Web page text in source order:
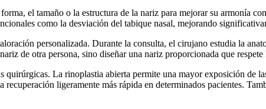
el tamaño o la estructura de la nariz para mejorar su armonía
como la desviación del tabique nasal, mejorando
personalizada. Durante la consulta, el cirujano estudia la
de otra persona, sino diseñar una nariz proporcionada que
quirúrgicas. La rinoplastia abierta permite una mayor exposición de
recuperación ligeramente más rápida en determinados pacientes.